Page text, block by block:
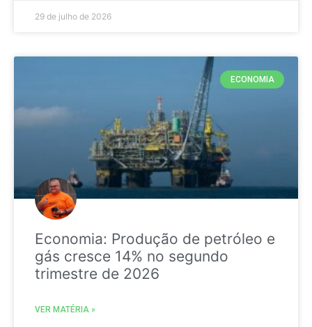
29 de julho de 2026
ECONOMIA
Economia: Produção de petróleo e
gás cresce 14% no segundo
trimestre de 2026
VER MATÉRIA »